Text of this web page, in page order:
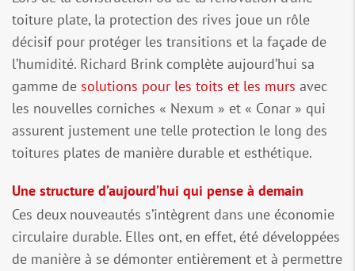
toiture plate, la protection des rives joue un rôle
décisif pour protéger les transitions et la façade de
l’humidité. Richard Brink complète aujourd’hui sa
gamme de solutions pour les toits et les murs avec
les nouvelles corniches « Nexum » et « Conar » qui
assurent justement une telle protection le long des
toitures plates de manière durable et esthétique.
Une structure d’aujourd’hui qui pense à demain
Ces deux nouveautés s’intègrent dans une économie
circulaire durable. Elles ont, en effet, été développées
de manière à se démonter entièrement et à permettre